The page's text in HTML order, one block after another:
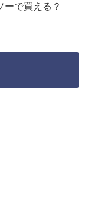
ーで買える？